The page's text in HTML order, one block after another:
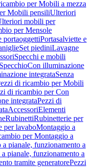
per Mobili a mezza
Mobili pensiliUlteriori
mobili per
per Mensole
portaoggettiPortasalviette e
Set piediniLavagne
Specchi e mobili
Con illuminazione
integrataSenza
di ricambio per Mobili
di ricambio per Con
integrataPezzi di
AccessoriElementi
RubinettiRubinetterie per
per lavaboMontaggio a
per Montaggio a
pianale, funzionamento a
pianale, funzionamento a
tramite generatorePezzi